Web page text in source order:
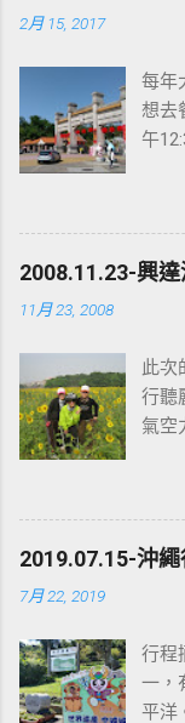
2月 15, 2017
每年
想去
午
2008.11.23-興
11月 23, 2008
此次
行聽
氣空
挑
2019.07.15-沖
7月 22, 2019
行程
一，
平洋